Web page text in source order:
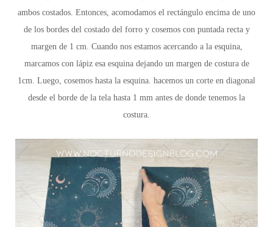
ambos costados. Entonces, acomodamos el rectángulo encima de uno
de los bordes del costado del forro y cosemos con puntada recta y
margen de 1 cm. Cuando nos estamos acercando a la esquina,
marcamos con lápiz esa esquina dejando un margen de costura de
1cm. Luego, cosemos hasta la esquina. hacemos un corte en diagonal
desde el borde de la tela hasta 1 mm antes de donde tenemos la
costura.